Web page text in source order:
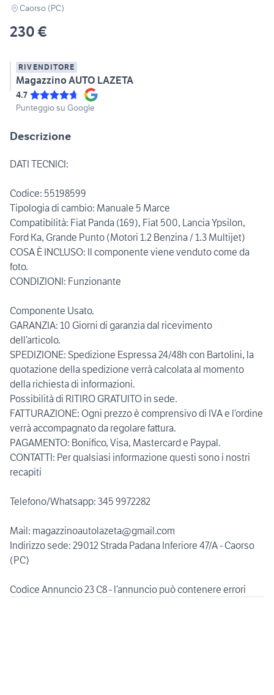
Caorso (PC)
230 €
RIVENDITORE
Magazzino AUTO LAZETA
4.7
Punteggio su Google
Descrizione
DATI TECNICI:
Codice: 55198599
Tipologia di cambio: Manuale 5 Marce
Compatibilità: Fiat Panda (169), Fiat 500, Lancia Ypsilon,
Ford Ka, Grande Punto (Motori 1.2 Benzina / 1.3 Multijet)
COSA È INCLUSO: Il componente viene venduto come da
foto.
CONDIZIONI: Funzionante
Componente Usato.
GARANZIA: 10 Giorni di garanzia dal ricevimento
dell’articolo.
SPEDIZIONE: Spedizione Espressa 24/48h con Bartolini, la
quotazione della spedizione verrà calcolata al momento
della richiesta di informazioni.
Possibilità di RITIRO GRATUITO in sede.
FATTURAZIONE: Ogni prezzo è comprensivo di IVA e l’ordine
verrà accompagnato da regolare fattura.
PAGAMENTO: Bonifico, Visa, Mastercard e Paypal.
CONTATTI: Per qualsiasi informazione questi sono i nostri
recapiti
Telefono/Whatsapp: 345 9972282
Mail: magazzinoautolazeta@gmail.com
Indirizzo sede: 29012 Strada Padana Inferiore 47/A - Caorso
(PC)